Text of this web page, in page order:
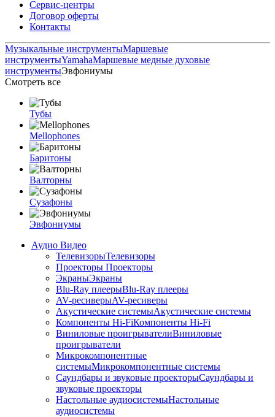
Сервис-центры
Договор оферты
Контакты
Музыкальные инструментыМаршевые
инструментыYamahaМаршевые медные духовые
инструментыЭвфониумы
Смотреть все
Тубы
Mellophones
Баритоны
Валторны
Сузафоны
Эвфониумы
Аудио Видео
ТелевизорыТелевизоры
Проекторы Проекторы
ЭкраныЭкраны
Blu-Ray плеерыBlu-Ray плееры
AV-ресиверыAV-ресиверы
Акустические системыАкустические системы
Компоненты Hi-FiКомпоненты Hi-Fi
Виниловые проигрывателиВиниловые
проигрыватели
Микрокомпонентные
системыМикрокомпонентные системы
Саундбары и звуковые проекторыСаундбары и
звуковые проекторы
Настольные аудиосистемыНастольные
аудиосистемы